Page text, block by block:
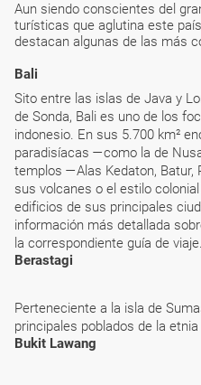
Aun siendo conscientes del
turísticas que aglutina este
destacan algunas de las más
Bali
Sito entre las islas de Java y
de Sonda, Bali es uno de los
indonesio. En sus 5.700 km²
paradisíacas —como la de
templos —Alas Kedaton, Batur,
sus volcanes o el estilo
edificios de sus principales
información más detallada
la correspondiente guía de viaje.
Berastagi
Perteneciente a la isla de
principales poblados de la
Bukit Lawang